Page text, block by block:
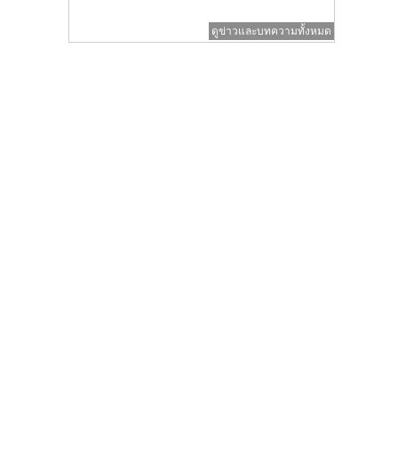
ดูข่าวและบทความทั้งหมด